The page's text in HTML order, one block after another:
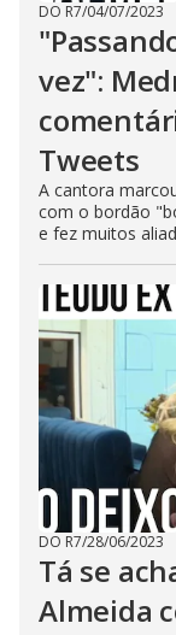
DO R7/04/07/2023
vez":
Tweets
A cantora
com o bordão
e fez muitos
DO R7/28/06/2023
Tá se
Almeida